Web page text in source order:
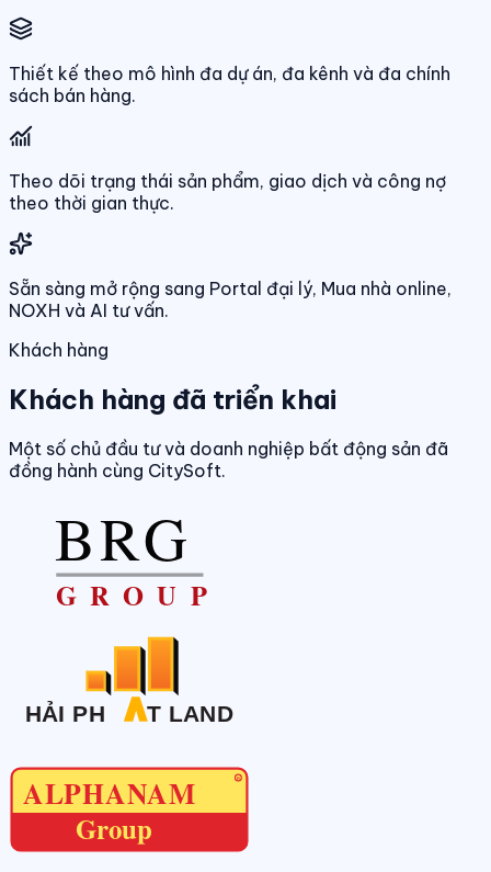
Thiết kế theo mô hình đa dự án, đa kênh và đa chính
sách bán hàng.
Theo dõi trạng thái sản phẩm, giao dịch và công nợ
theo thời gian thực.
Sẵn sàng mở rộng sang Portal đại lý, Mua nhà online,
NOXH và AI tư vấn.
Khách hàng
Khách hàng đã triển khai
Một số chủ đầu tư và doanh nghiệp bất động sản đã
đồng hành cùng CitySoft.